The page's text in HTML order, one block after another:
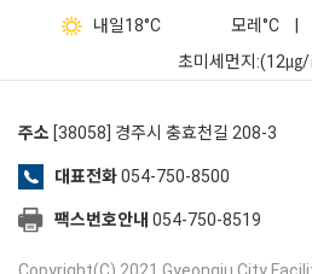
내일18°C 모레 °C
초미세먼지:(12㎍
주소 [38058] 경주시 충효천길 208-3
대표전화054-750-8500
팩스번호안내 054-750-8519
Copyright(C) 2021 Gyeongju City